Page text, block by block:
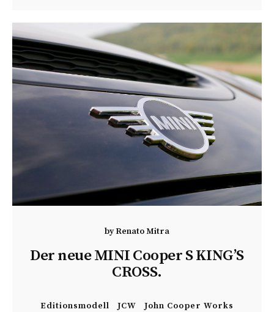
byRenato Mitra
Der neue MINI Cooper S KING’S
CROSS.
Editionsmodell JCW
John Cooper Works